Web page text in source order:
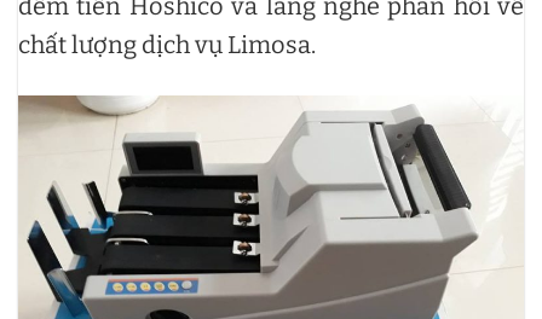
đếm tiền Hoshico và lắng nghe phản hồi về
chất lượng dịch vụ Limosa.